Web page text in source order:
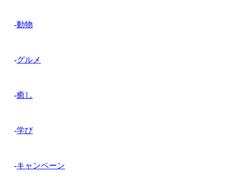
-動物
-グルメ
-癒し
-学び
-キャンペーン